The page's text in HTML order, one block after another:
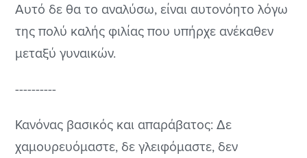
Αυτό δε θα το αναλύσω, είναι αυτονόητο λόγω
της πολύ καλής φιλίας που υπήρχε ανέκαθεν
μεταξύ γυναικών.
----------
Κανόνας βασικός και απαράβατος: Δε
χαμουρευόμαστε, δε γλειφόμαστε, δεν